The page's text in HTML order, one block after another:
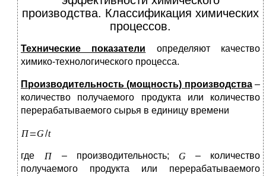
производства. Классификация химических
процессов.
Технические показатели определяют качество
химико-технологического процесса.
Производительность (мощность) производства–
количество получаемого продукта или количество
перерабатываемого сырья в единицу времени
где – производительность;
– количество
получаемого продукта или перерабатываемого